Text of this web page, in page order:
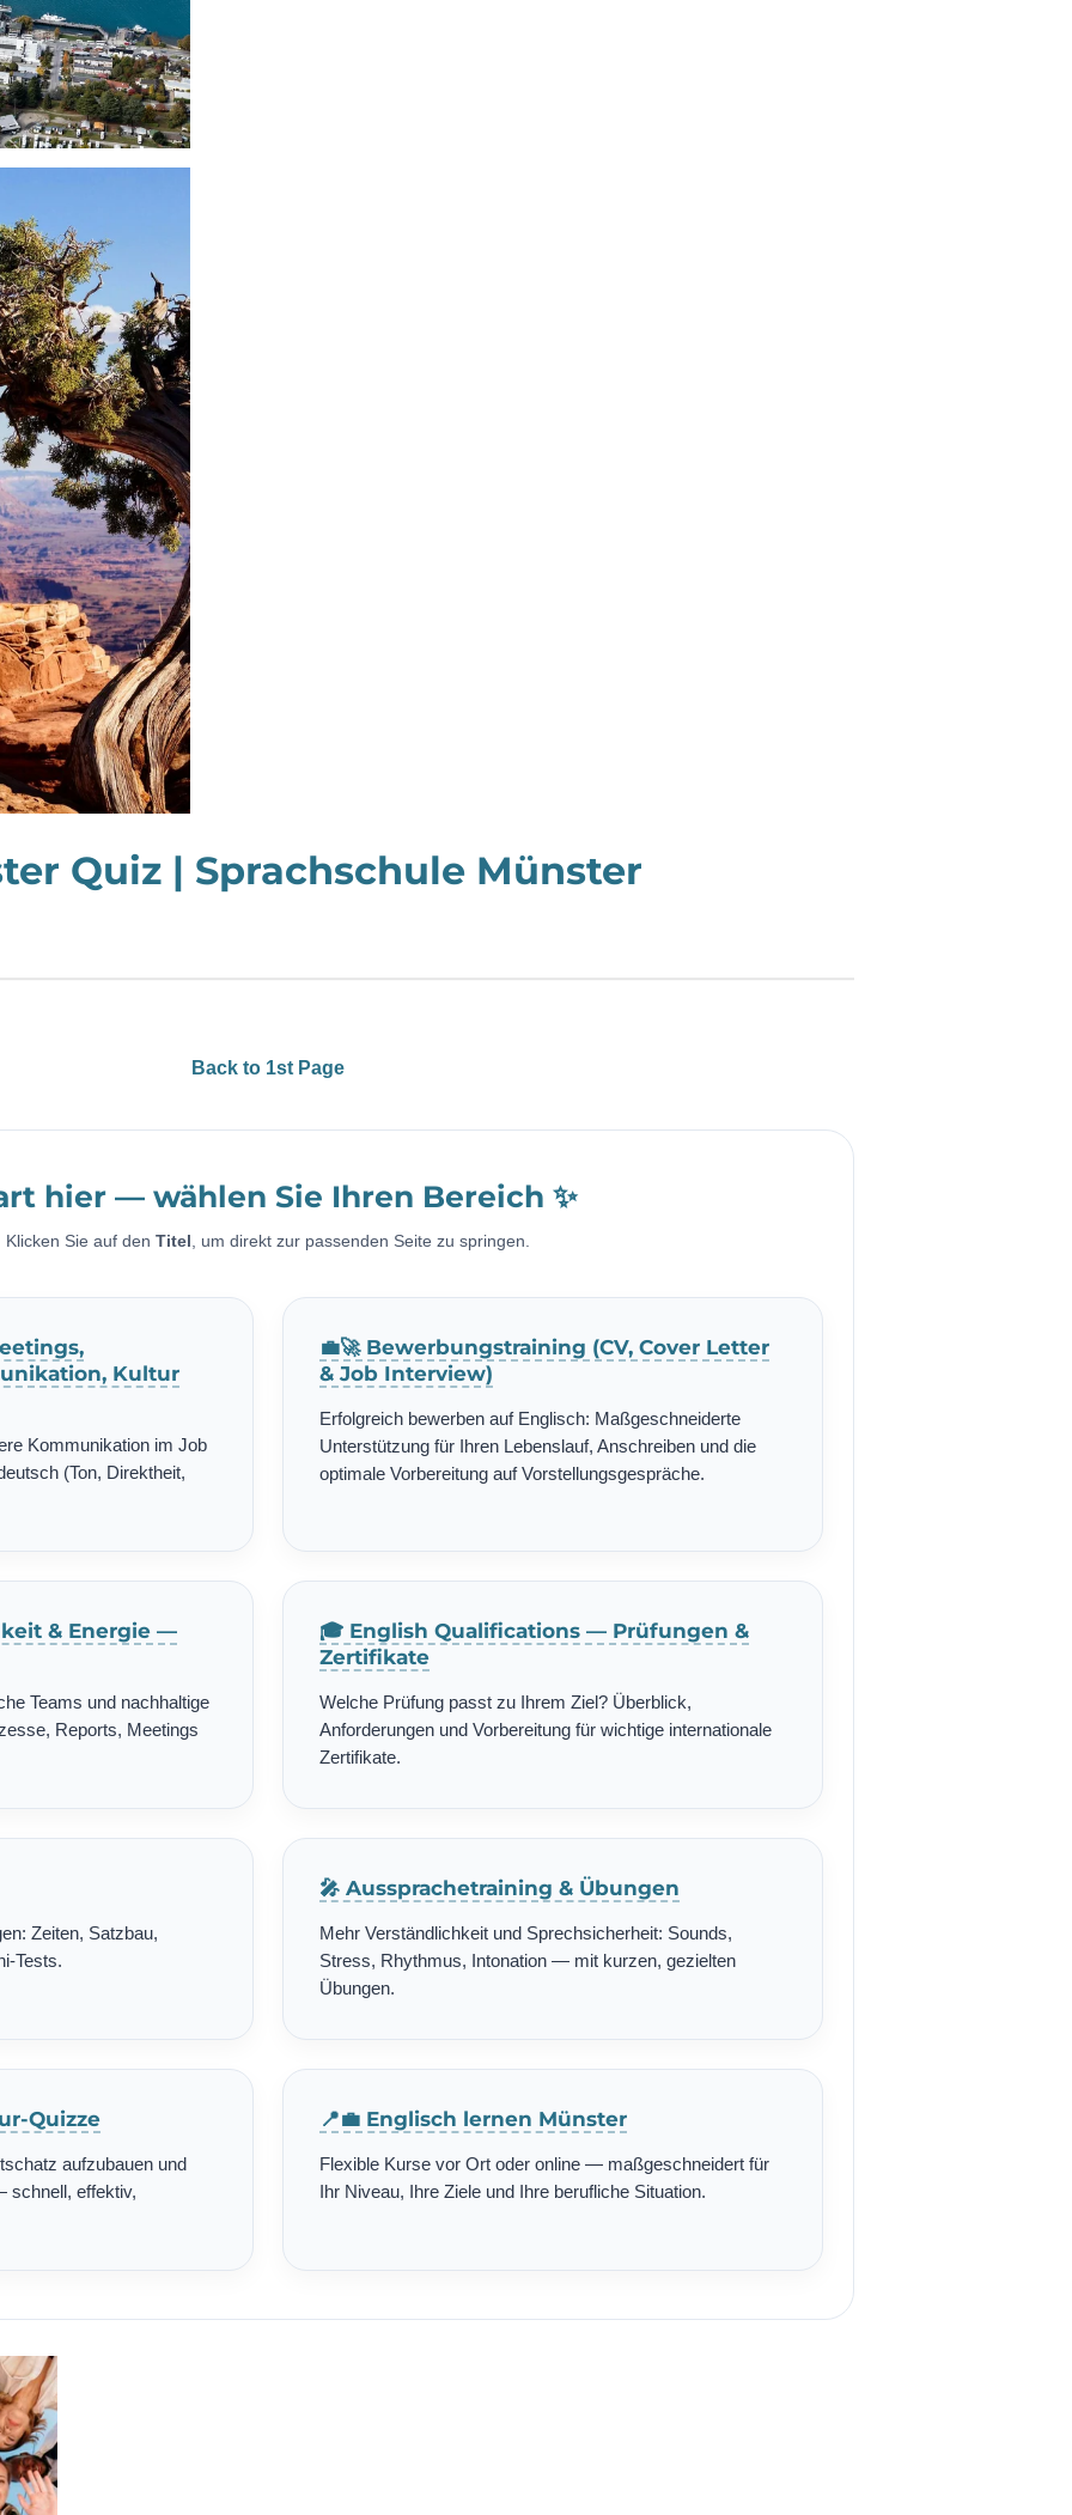
Quiz | Sprachschule Münster
Back to 1st Page
hier — wählen Sie Ihren Bereich ✨
Klicken Sie auf den Titel , um direkt zur passenden Seite zu springen.
Kultur
Kommunikation im Job
(Ton, Direktheit,
💼🚀 Bewerbungstraining (CV, Cover Letter
& Job Interview)
Erfolgreich bewerben auf Englisch: Maßgeschneiderte
Unterstützung für Ihren Lebenslauf, Anschreiben und die
optimale Vorbereitung auf Vorstellungsgespräche.
& Energie —
Teams und nachhaltige
Reports, Meetings
🎓 English Qualifications — Prüfungen &
Zertifikate
Welche Prüfung passt zu Ihrem Ziel? Überblick,
Anforderungen und Vorbereitung für wichtige internationale
Zertifikate.
Zeiten, Satzbau,
Tests.
🎤 Aussprachetraining & Übungen
Mehr Verständlichkeit und Sprechsicherheit: Sounds,
Stress, Rhythmus, Intonation — mit kurzen, gezielten
Übungen.
Quizze
aufzubauen und
schnell, effektiv,
📍💼 Englisch lernen Münster
Flexible Kurse vor Ort oder online — maßgeschneidert für
Ihr Niveau, Ihre Ziele und Ihre berufliche Situation.